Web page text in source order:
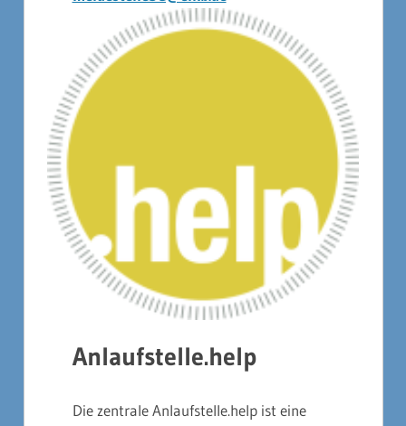
Anlaufstelle.help
Die zentrale Anlaufstelle.help ist eine